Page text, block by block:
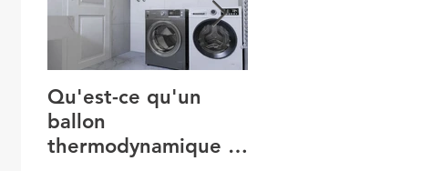
Qu'est-ce qu'un
ballon
thermodynamique et